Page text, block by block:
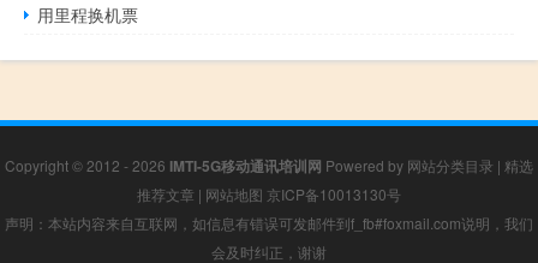
用里程换机票
Copyright © 2012 - 2026 IMTI-5G移动通讯培训网 Powered by 网站分类目录 | 精选
推荐文章 | 网站地图 京ICP备10013130号
声明：本站内容来自互联网，如信息有错误可发邮件到f_fb#foxmail.com说明，我们
会及时纠正，谢谢